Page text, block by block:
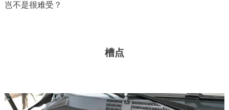
岂不是很难受？
槽点